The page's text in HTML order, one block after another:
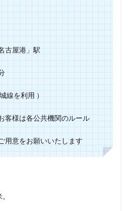
古屋港」駅
線を利用 ）
客様は各公共機関のルール
用意をお願いいたします